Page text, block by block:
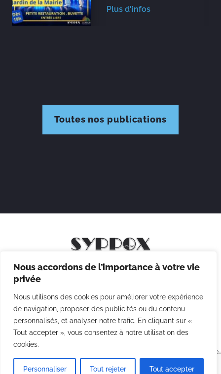
Nous accordons de l’importance à votre vie
privée
Nous utilisons des cookies pour améliorer votre expérience
de navigation, proposer des publicités ou du contenu
personnalisés, et analyser notre trafic. En cliquant sur «
Tout accepter », vous consentez à notre utilisation des
cookies.
Personnaliser Tout rejeter Tout accepter
Plus d'infos
Toutes nos publications
Mentions légales
Politique des cookies
CGV
Agence
Point Com